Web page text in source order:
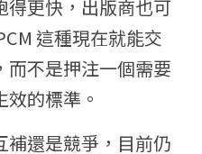
得更快，出版商也可
這種現在就能交
而不是押注一個需要
的標準。
補還是競爭，目前仍